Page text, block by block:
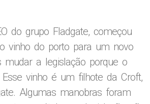
do grupo Fladgate, começou
vinho do porto para um novo
mudar a legislação porque o
Esse vinho é um filhote da Croft,
Algumas manobras foram